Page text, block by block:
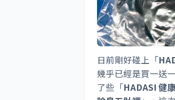
日前剛好碰上「
幾乎已經是買一送
了些「HADASI 健